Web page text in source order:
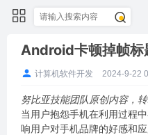
Android卡顿掉帧标
计算机软件开发 2024-9-22
努比亚技能团队原创内容，
当用户抱怨手机在利用过程
响用户对手机品牌的好感和